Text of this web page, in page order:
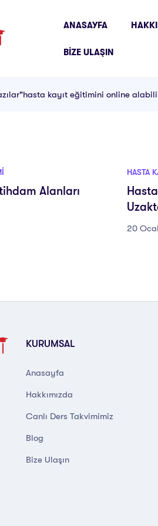
ANASAYFA
BIZE ULAŞIN
kayıt eğitimini online
Alanları
HASTA
20
KURUMSAL
Anasayfa
Hakkımızda
Canlı Ders Takvimimiz
Blog
Bize Ulaşın